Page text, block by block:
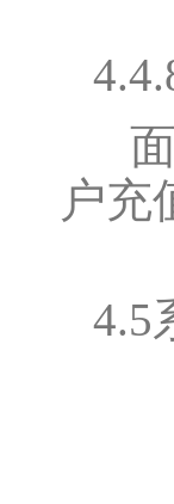
户充
4.5